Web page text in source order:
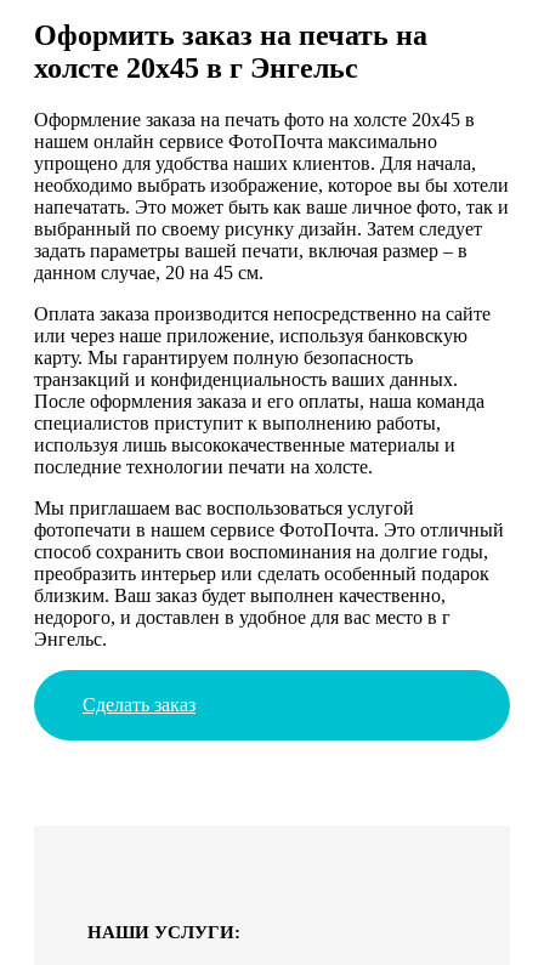
Оформить заказ на печать на
холсте 20х45 в г Энгельс
Оформление заказа на печать фото на холсте 20х45 в
нашем онлайн сервисе ФотоПочта максимально
упрощено для удобства наших клиентов. Для начала,
необходимо выбрать изображение, которое вы бы хотели
напечатать. Это может быть как ваше личное фото, так и
выбранный по своему рисунку дизайн. Затем следует
задать параметры вашей печати, включая размер – в
данном случае, 20 на 45 см.
Оплата заказа производится непосредственно на сайте
или через наше приложение, используя банковскую
карту. Мы гарантируем полную безопасность
транзакций и конфиденциальность ваших данных.
После оформления заказа и его оплаты, наша команда
специалистов приступит к выполнению работы,
используя лишь высококачественные материалы и
последние технологии печати на холсте.
Мы приглашаем вас воспользоваться услугой
фотопечати в нашем сервисе ФотоПочта. Это отличный
способ сохранить свои воспоминания на долгие годы,
преобразить интерьер или сделать особенный подарок
близким. Ваш заказ будет выполнен качественно,
недорого, и доставлен в удобное для вас место в г
Энгельс.
Сделать заказ
НАШИ УСЛУГИ: